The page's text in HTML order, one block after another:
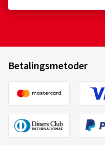
Betalingsmetoder